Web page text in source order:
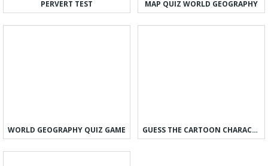
PERVERT TEST MAP QUIZ WORLD GEOGRAPHY
WORLD GEOGRAPHY QUIZ GAME GUESS THE CARTOON CHARACTER